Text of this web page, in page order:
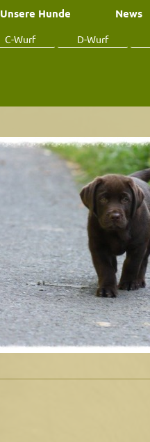
Unsere Hunde News
C-Wurf D-Wurf